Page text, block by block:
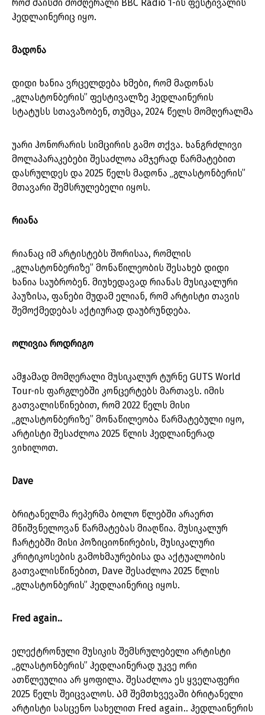
რომ მაისში მომღერალი BBC Radio 1-ის ფესტივალის
ჰედლაინერიც იყო.
მადონა
დიდი ხანია ვრცელდება ხმები, რომ მადონას
„გლასტონბერის” ფესტივალზე ჰედლაინერის
სტატუსს სთავაზობენ, თუმცა, 2024 წელს მომღერალმა
უარი ჰონორარის სიმცირის გამო თქვა. ხანგრძლივი
მოლაპარაკებები შესაძლოა ამჯერად წარმატებით
დასრულდეს და 2025 წელს მადონა „გლასტონბერის”
მთავარი შემსრულებელი იყოს.
რიანა
რიანაც იმ არტისტებს შორისაა, რომლის
„გლასტონბერიზე” მონაწილეობის შესახებ დიდი
ხანია საუბრობენ. მიუხედავად რიანას მუსიკალური
პაუზისა, ფანები მუდამ ელიან, რომ არტისტი თავის
შემოქმედებას აქტიურად დაუბრუნდება.
ოლივია როდრიგო
ამჟამად მომღერალი მუსიკალურ ტურნე GUTS World
Tour-ის ფარგლებში კონცერტებს მართავს. იმის
გათვალისწინებით, რომ 2022 წელს მისი
„გლასტონბერიზე” მონაწილეობა წარმატებული იყო,
არტისტი შესაძლოა 2025 წლის ჰედლაინერად
ვიხილოთ.
Dave
ბრიტანელმა რეპერმა ბოლო წლებში არაერთ
მნიშვნელოვან წარმატებას მიაღწია. მუსიკალურ
ჩარტებში მისი პოზიციონირების, მუსიკალური
კრიტიკოსების გამოხმაურებისა და აქტუალობის
გათვალისწინებით, Dave შესაძლოა 2025 წლის
„გლასტონბერის” ჰედლაინერიც იყოს.
Fred again..
ელექტრონული მუსიკის შემსრულებელი არტისტი
„გლასტონბერის” ჰედლაინერად უკვე ორი
ათწლეულია არ ყოფილა. შესაძლოა ეს ყველაფერი
2025 წელს შეიცვალოს. Ამ შემთხვევაში ბრიტანელი
არტისტი სასცენო სახელით Fred again.. ჰედლაინერის